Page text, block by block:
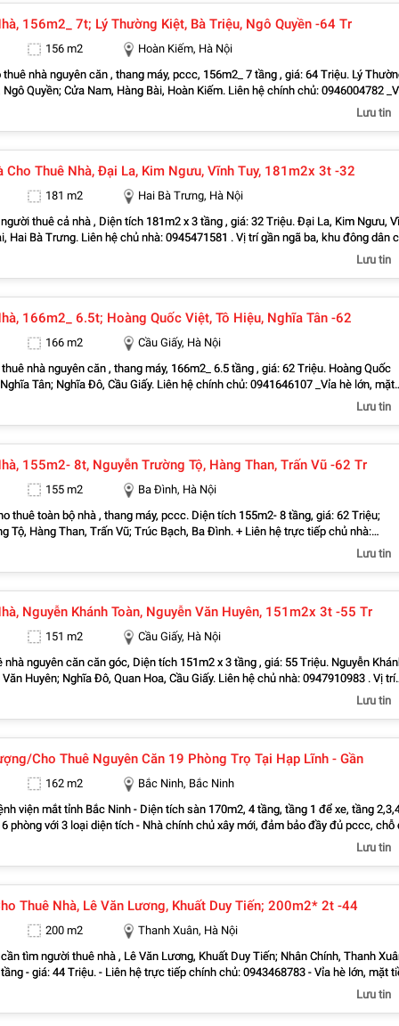
Hưng, Nguyễn Đình Hoàn, Tô Hiệu, Trần Quốc Hoàn, Trần Thái Tông, Vũ Phạm
Yên, Trần Kim Xuyến, Nguyễn Thị Định Tiện đi ra Ba Đình, Đống Đa, Thanh
. Liên hệ trực tiếp chính chủ : 0941646107
156m2_ 7t; Lý Thường Kiệt, Bà Triệu, Ngô Quyền -64 Tr
156 m2
Hoàn Kiếm, Hà Nội
nhà nguyên căn , thang máy, pccc, 156m2_ 7 tầng , giá: 64 Triệu. Lý
Quyền; Cửa Nam, Hàng Bài, Hoàn Kiếm. Liên hệ chính chủ: 0946004782 _Vỉa
rộng, thoáng. _Vị trí ngay ngã ba, khu đông dân cư, kinh doanh sầm uất, nhiều
phố Chương Dương, Cửa Đông, Hàng Bạc, Hàng Bồ, Hàng
Đạo, Tràng Tiền, Cửa Nam Dễ dàng đi Tràng Thi, Lý Nam Đế, Phùng Hưng,
Hữu Huân, Mã Mây, Đào Duy Từ, Hàng Điếu, Quán Sứ, Cầu Gỗ, Lò Sũ Tiện
Bà Trưng, Đống Đa, Tây Hồ _Liên hệ trực tiếp chủ nhà : 0946004782
Lưu tin
Cho Thuê Nhà, Đại La, Kim Ngưu, Vĩnh Tuy, 181m2x 3t -32
181 m2
Hai Bà Trưng, Hà Nội
thuê cả nhà , Diện tích 181m2 x 3 tầng , giá: 32 Triệu. Đại La, Kim Ngưu,
chủ nhà: 0945471581 . Vị trí gần ngã ba, khu đông dân cư,
trụ sở văn phòng, công ty. . Vỉa hè lớn, mặt tiền rộng, thoáng. . Thuận
Dễ dàng đi Lò Đúc, Lê Duẩn, Trần Đại Nghĩa, Lê Thanh Nghị, Tạ Quang
Việt Vương, Mai Hắc Đế, Trần Nhân Tông, Ngô Thì Nhậm, Hàm Long, Nguyễn
Khoái, Times City, Võ Thị Sáu, Lạc Trung, Trần Khát Chân Tiện đi ra Đống
Mai . Liên hệ trực tiếp chính chủ : 0945471581
Lưu tin
166m2_ 6.5t; Hoàng Quốc Việt, Tô Hiệu, Nghĩa Tân -62
166 m2
Cầu Giấy, Hà Nội
nhà nguyên căn , thang máy, 166m2_ 6.5 tầng , giá: 62 Triệu. Hoàng Quốc
Tân; Nghĩa Đô, Cầu Giấy. Liên hệ chính chủ: 0941646107 _Vỉa hè lớn, mặt
_Vị trí ngay ngã ba, khu đông dân cư, kinh doanh sầm uất, nhiều văn phòng,
Hậu, Mai Dịch, Quan Hoa, Trung Hòa, Yên
Trần Thái Tông, Vũ Phạm Hàm, Nam Trung Yên, Trần Kim Xuyến, Nguyễn
Ba Đình, Đống Đa, Thanh Xuân, Từ Liêm _Liên hệ trực tiếp chủ nhà :
Lưu tin
155m2- 8t, Nguyễn Trường Tộ, Hàng Than, Trấn Vũ -62 Tr
155 m2
Ba Đình, Hà Nội
thuê toàn bộ nhà , thang máy, pccc. Diện tích 155m2- 8 tầng, giá: 62 Triệu;
Than, Trấn Vũ; Trúc Bạch, Ba Đình. + Liên hệ trực tiếp chủ nhà:
Vỉa hè lớn, mặt tiền rộng,thoáng. + Vị trí gần ngay ngã ba, khu đông dân cư,
nhiều văn phòng, công ty. + Thuận tiện giao thông Cống Vị, Điện Biên, Đội Cấn,
đi Nguyễn Chí Thanh, Phan Đình Phùng, Hoàng Hoa Thám, Đường Bưởi, La
Đào Tấn, Linh Lang, Phan Kế Bính, Trần Huy Liệu, Hàng Bún Tiện đi ra Hoàn
Tây Hồ, Cầu Giấy + Liên hệ chính chủ : 0943468783
Lưu tin
Nguyễn Khánh Toàn, Nguyễn Văn Huyên, 151m2x 3t -55 Tr
151 m2
Cầu Giấy, Hà Nội
nhà nguyên căn căn góc, Diện tích 151m2 x 3 tầng , giá: 55 Triệu. Nguyễn
Nghĩa Đô, Quan Hoa, Cầu Giấy. Liên hệ chủ nhà: 0947910983 . Vị trí
dân cư, kinh doanh sầm uất, nhiều trụ sở văn phòng, công ty. . Vỉa hè lớn,
Hậu, Mai Dịch, Nghĩa Đô, Nghĩa
Hưng, Nguyễn Đình Hoàn, Tô Hiệu, Trần Quốc Hoàn, Trần Thái Tông, Vũ Phạm
Yên, Trần Kim Xuyến, Nguyễn Thị Định Tiện đi ra Ba Đình, Đống Đa, Thanh
. Liên hệ trực tiếp chính chủ : 0947910983
Lưu tin
cho Thuê Nguyên Căn 19 Phòng Trọ Tại Hạp Lĩnh - Gần
162 m2
Bắc Ninh, Bắc Ninh
viện mắt tỉnh Bắc Ninh - Diện tích sàn 170m2, 4 tầng, tầng 1 để xe, tầng
phòng với 3 loại diện tích - Nhà chính chủ xây mới, đảm bảo đầy đủ pccc, chỗ
- Các phòng đã lắp sẵn bình nóng lạnh, điều hoà, vệ sinh khép kín. Có khoảng
thang máy - Vị trí gần khu dân cư, chợ, kcn goertek - Giá 50tr/tháng ( giá này
Lưu tin
Thuê Nhà, Lê Văn Lương, Khuất Duy Tiến; 200m2* 2t -44
200 m2
Thanh Xuân, Hà Nội
tìm người thuê nhà , Lê Văn Lương, Khuất Duy Tiến; Nhân Chính, Thanh
- giá: 44 Triệu. - Liên hệ trực tiếp chính chủ: 0943468783 - Vỉa hè lớn, mặt
Vị trí ngay gần ngã ba, khu đông dân cư, kinh doanh sầm uất, nhiều văn phòng,
Lưu tin